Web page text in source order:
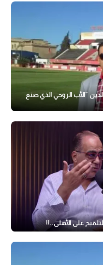
"الأب الروحي الذي صنع
على الأهلى..!!